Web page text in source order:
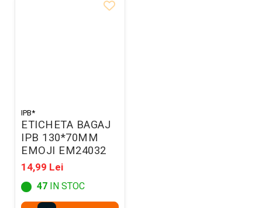
IPB*
ETICHETA BAGAJ
IPB 130*70MM
EMOJI EM24032
14,99 Lei
47 IN STOC